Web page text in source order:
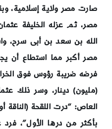
صارت مصر ولاية إسلامية،
مصر، ثم عزله الخليفة
الله بن سعد بن أبى سرح،
مصر أكبر مما استطاع أن
فرضه ضريبة رؤوس فوق
(مليون) دينار، وسر ذلك
العاص: “درت اللقحة (الناقة
بأكثر من درها الأول”،